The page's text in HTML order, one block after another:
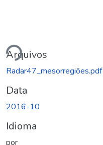
Arquivos
Radar47_mesorregiões.pdf
Data
2016-10
Idioma
por